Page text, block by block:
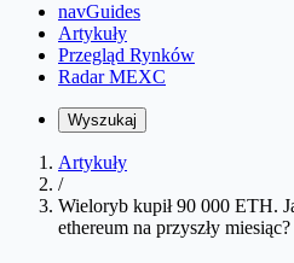
navGuides
Artykuły
Przegląd Rynków
Radar MEXC
Wyszukaj
Artykuły
/
Wieloryb kupił 90 000 ETH.
ethereum na przyszły miesiąc?